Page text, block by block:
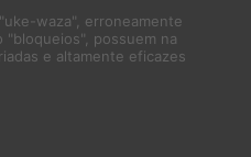
waza", erroneamente
possuem na
e altamente eficazes